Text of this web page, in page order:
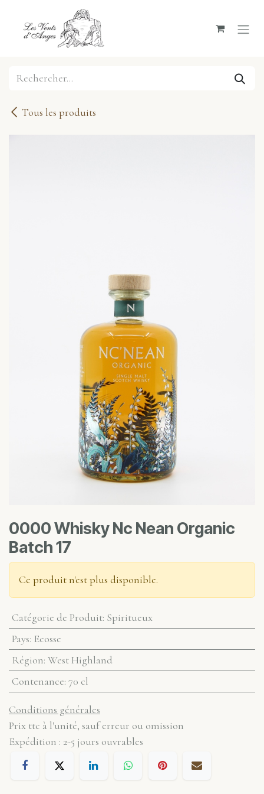
Se rendre au contenu
Tous les produits
0000 Whisky Nc Nean Organic
Batch 17
Ce produit n'est plus disponible.
Catégorie de Produit: Spiritueux
Pays: Ecosse
Région: West Highland
Contenance: 70 cl
Conditions générales
Prix ttc à l'unité, sauf erreur ou omission
Expédition : 2-5 jours ouvrables